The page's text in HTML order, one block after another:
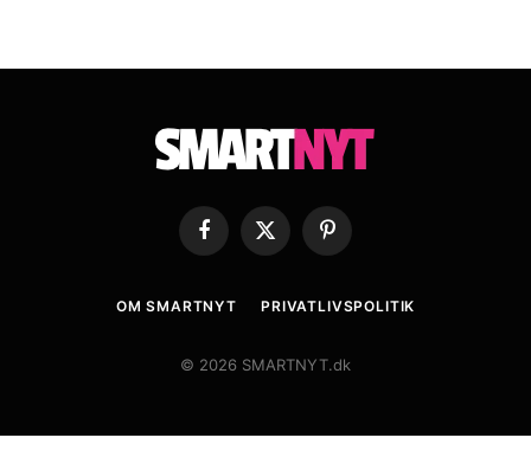
Facebook
X
(Twitter)
Pinterest
OM SMARTNYT PRIVATLIVSPOLITIK
© 2026 SMARTNYT.dk